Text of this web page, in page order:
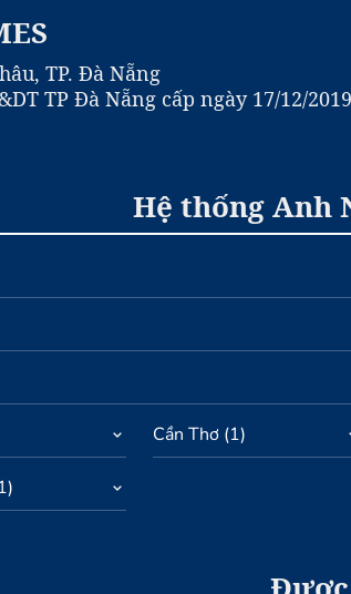
TP. Đà Nẵng
TP Đà Nẵng cấp ngày 17/12/2019
Hệ thống Anh
Cần Thơ(1)
1)